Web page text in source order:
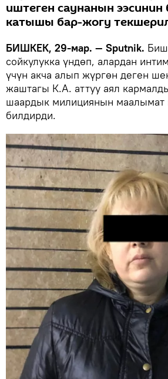
иштеген саунанын
катышы бар-жогу
БИШКЕК, 29-мар. — Sputnik.
сойкулукка үндөп, алардан
үчүн акча алып жүргөн деген
жаштагы К.А. аттуу аял
шаардык милициянын маалымат
билдирди.